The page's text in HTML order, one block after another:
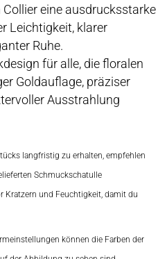
eine ausdrucksstarke
Leichtigkeit, klarer
Ruhe.
für alle, die floralen
Goldauflage, präziser
Ausstrahlung
langfristig zu erhalten, empfehlen
Schmuckschatulle
Kratzern und Feuchtigkeit, damit du
können die Farben der